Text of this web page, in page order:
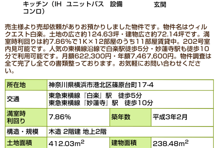
キッチン（IH
コンロ）
ユニットバス 設備 玄関
売主様より売却依頼がありお預かりしました物件です。物件名はウィル
クエスト白楽。土地の広さ約124.63坪・建物広さ約72.14坪です。満
室時利回りは約7.86％で1K×12部屋のうち11部屋賃貸中。202号室
内見可能です。人気の東横線沿線で白楽駅徒歩5分・妙蓮寺駅も徒歩10
分で利用可能です。月額622,300円・年額7,467,600円。物件調査は
全て完了し全ての書類整っております。お気軽にお問い合わせくださ
い。
所在地 神奈川県横浜市港北区篠原台町17-4
交通
東急東横線『白楽』駅 徒歩5分
東急東横線『妙蓮寺』駅 徒歩10分
満室時
利回り
7.86％ 築年数 平成3年2月
構造・規模 木造 2階建 地上2階
土地面積 412.03ｍ2 建物面積 238.48ｍ2